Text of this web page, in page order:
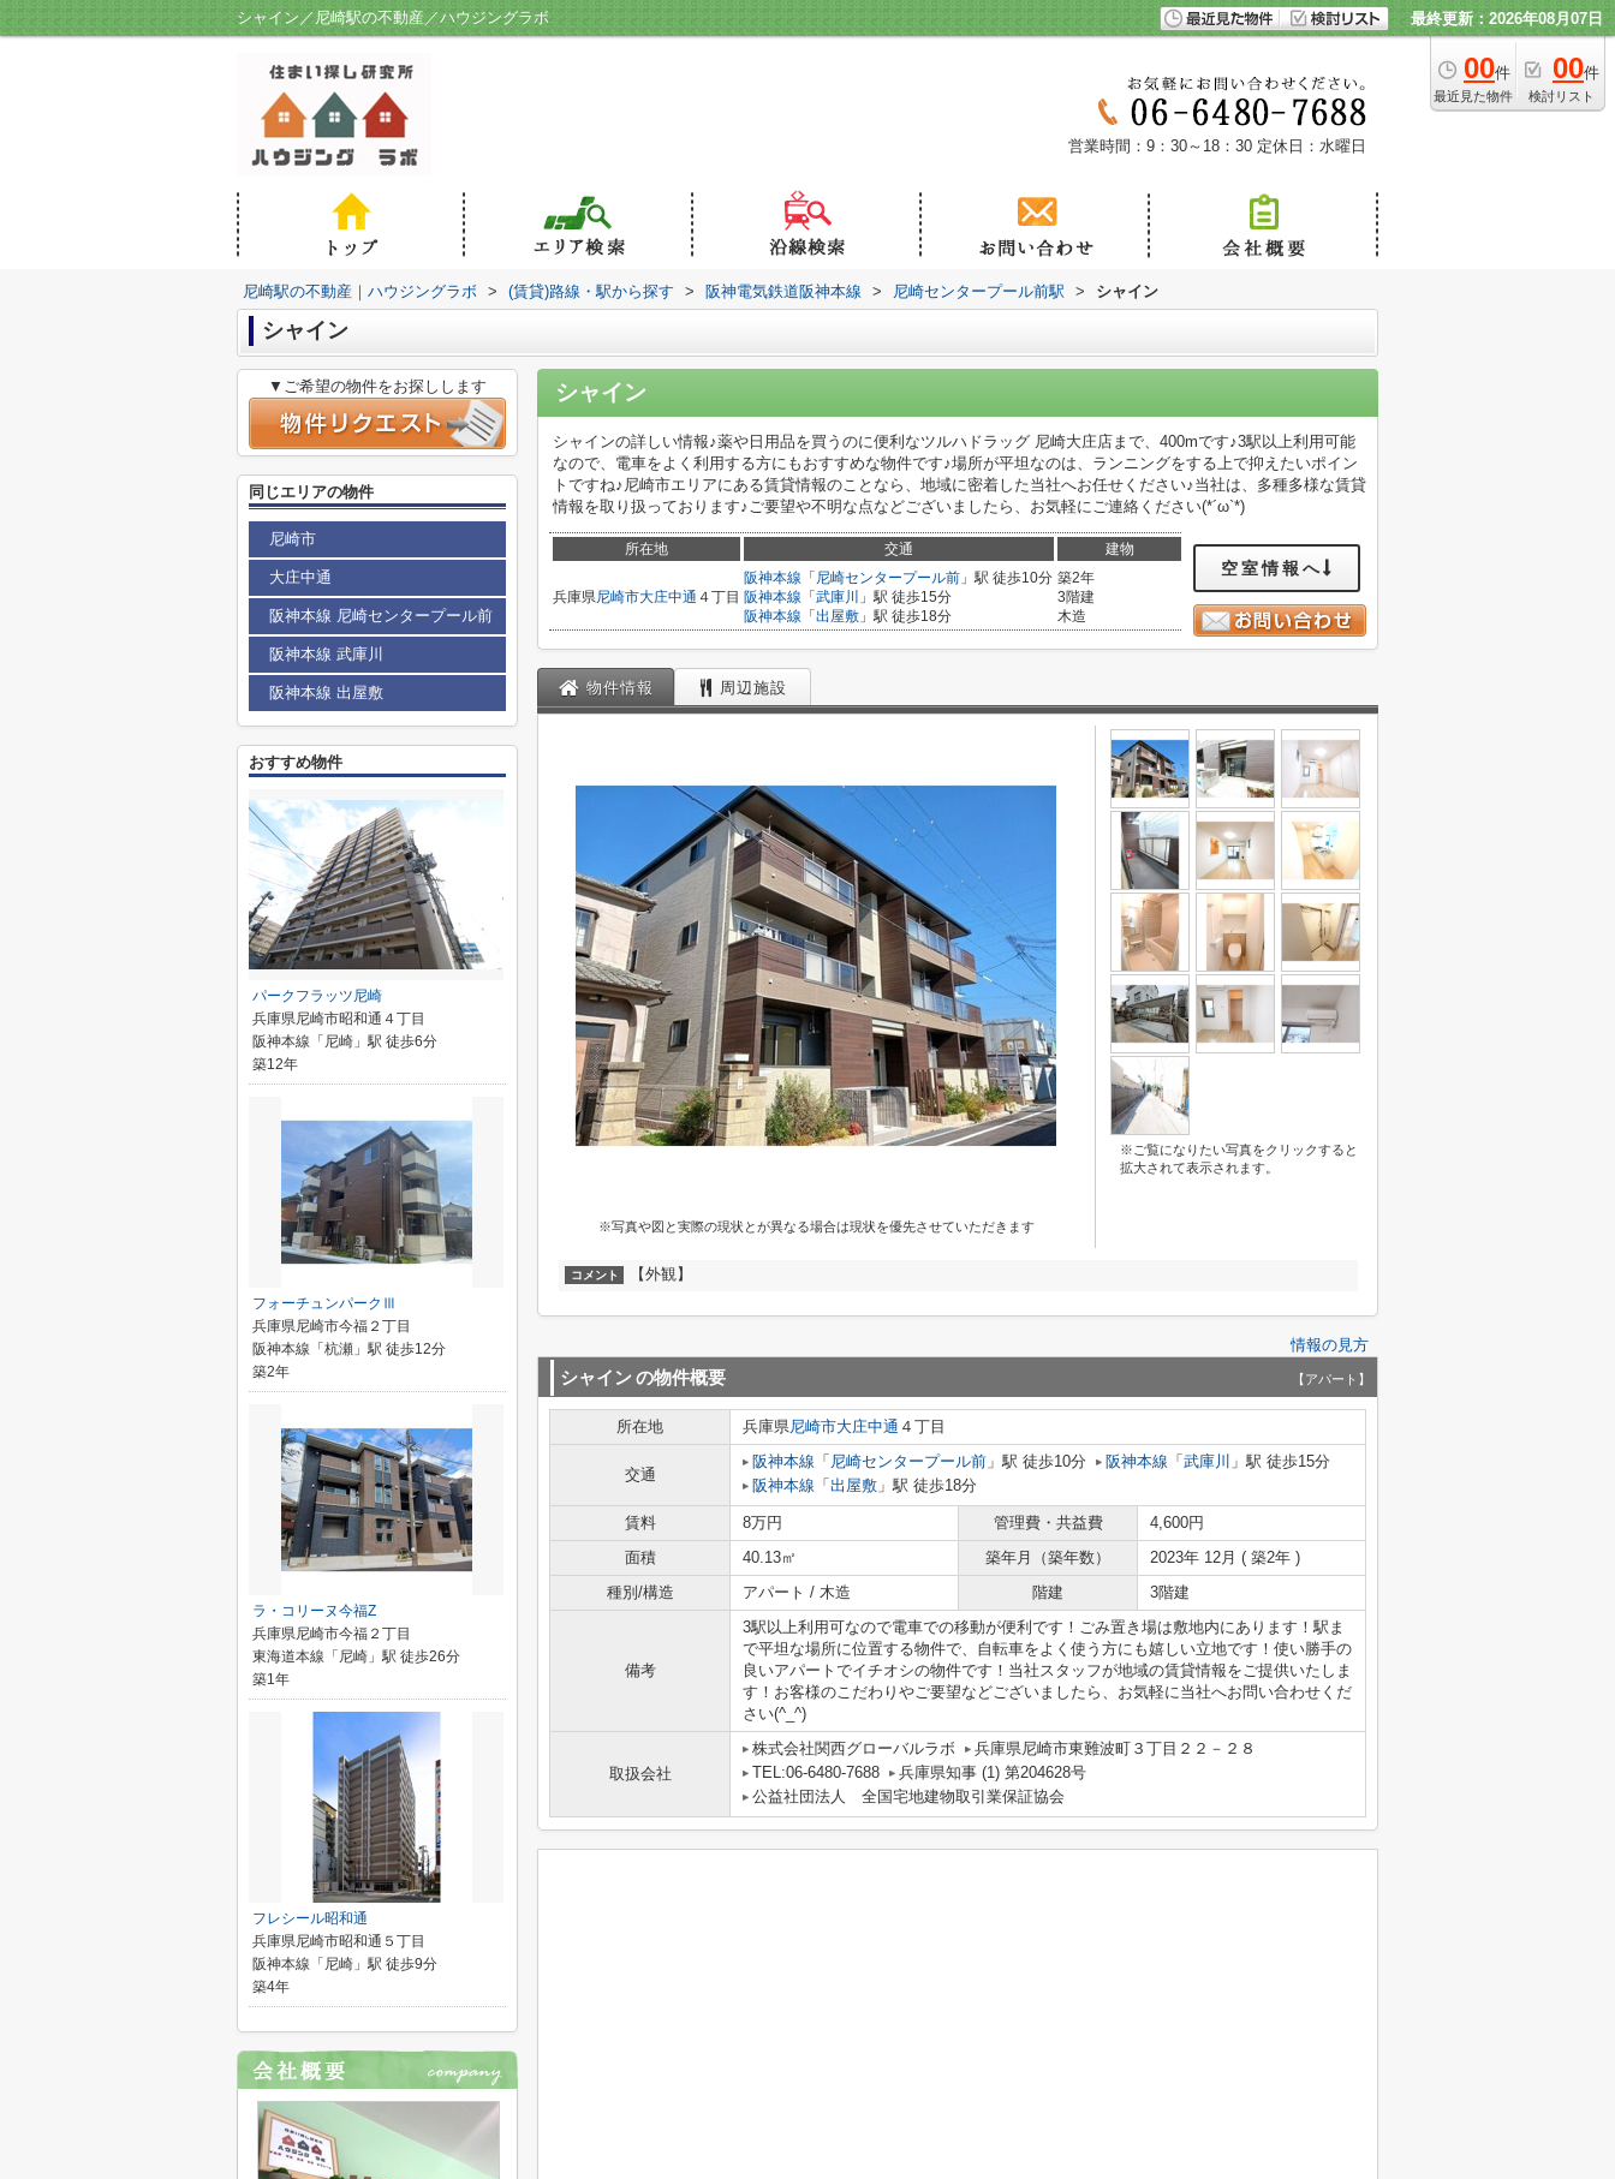
シャイン／尼崎駅の不動産／ハウジングラボ 最終更新：2026年08月07日
00件
最近見た物件
00件
検討リスト
営業時間：9：30～18：30 定休日：水曜日
尼崎駅の不動産｜ハウジングラボ > (賃貸)路線・駅から探す > 阪神電気鉄道阪神本線 > 尼崎センタープール前駅 > シャイン
シャイン
シャイン
シャインの詳しい情報♪薬や日用品を買うのに便利なツルハドラッグ 尼崎大庄店まで、400mです♪3駅以上利用可能
なので、電車をよく利用する方にもおすすめな物件です♪場所が平坦なのは、ランニングをする上で抑えたいポイン
トですね♪尼崎市エリアにある賃貸情報のことなら、地域に密着した当社へお任せください♪当社は、多種多様な賃貸
情報を取り扱っております♪ご要望や不明な点などございましたら、お気軽にご連絡ください(*´ω`*)
所在地 交通 建物
兵庫県尼崎市大庄中通 ４丁目
阪神本線 「 尼崎センタープール前 」駅 徒歩10分
阪神本線 「 武庫川
」駅 徒歩15分
阪神本線 「 出屋敷 」駅 徒歩18分
築2年
3階建
木造
空室情報へ
物件情報 周辺施設
※写真や図と実際の現状とが異なる場合は現状を優先させていただきます
※ご覧になりたい写真をクリックすると
拡大されて表示されます。
コメント 【外観】
情報の見方
シャインの物件概要 【アパート】
所在地 兵庫県尼崎市大庄中通 ４丁目
交通
阪神本線 「 尼崎センタープール前 」駅 徒歩10分 阪神本線 「 武庫川 」駅 徒歩15分
阪神本線 「 出屋敷 」駅 徒歩18分
賃料 8万円 管理費・共益費
4,600円
面積
40.13㎡ 築年月（築年数）
2023年 12月 ( 築2年 )
種別/構造
アパート / 木造 階建 3階建
備考
3駅以上利用可なので電車での移動が便利です！ごみ置き場は敷地内にあります！駅ま
で平坦な場所に位置する物件で、自転車をよく使う方にも嬉しい立地です！使い勝手の
良いアパートでイチオシの物件です！当社スタッフが地域の賃貸情報をご提供いたしま
す！お客様のこだわりやご要望などございましたら、お気軽に当社へお問い合わせくだ
さい(^_^)
取扱会社
株式会社関西グローバルラボ
兵庫県尼崎市東難波町３丁目２２－２８
TEL:06-6480-7688
兵庫県知事 (1) 第204628号
公益社団法人 全国宅地建物取引業保証協会
▼ご希望の物件をお探しします
同じエリアの物件
尼崎市
大庄中通
阪神本線 尼崎センタープール前
阪神本線 武庫川
阪神本線 出屋敷
おすすめ物件
パークフラッツ尼崎
兵庫県尼崎市昭和通４丁目
阪神本線「尼崎」駅 徒歩6分
築12年
フォーチュンパークⅢ
兵庫県尼崎市今福２丁目
阪神本線「杭瀬」駅 徒歩12分
築2年
ラ・コリーヌ今福Z
兵庫県尼崎市今福２丁目
東海道本線「尼崎」駅 徒歩26分
築1年
フレシール昭和通
兵庫県尼崎市昭和通５丁目
阪神本線「尼崎」駅 徒歩9分
築4年